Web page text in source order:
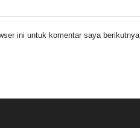
ini untuk komentar saya berikutnya.